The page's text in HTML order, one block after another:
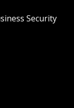
Security